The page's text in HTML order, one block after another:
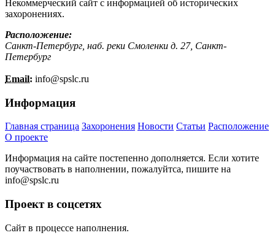
Некоммерческий сайт с информацией об исторических
захоронениях.
Расположение:
Санкт-Петербург, наб. реки Смоленки д. 27, Санкт-
Петербург
Email: info@spslc.ru
Информация
Главная страница Захоронения Новости Статьи Расположение
О проекте
Информация на сайте постепенно дополняется. Если хотите
поучаствовать в наполнении, пожалуйтса, пишите на
info@spslc.ru
Проект в соцсетях
Сайт в процессе наполнения.